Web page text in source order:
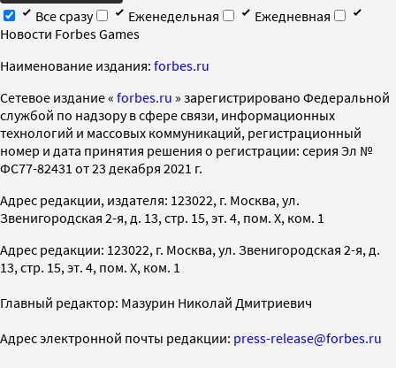
Все сразу
Еженедельная
Ежедневная
Новости Forbes Games
Наименование издания: forbes.ru
Cетевое издание « forbes.ru » зарегистрировано Федеральной
службой по надзору в сфере связи, информационных
технологий и массовых коммуникаций, регистрационный
номер и дата принятия решения о регистрации: серия Эл №
ФС77-82431 от 23 декабря 2021 г.
Адрес редакции, издателя: 123022, г. Москва, ул.
Звенигородская 2-я, д. 13, стр. 15, эт. 4, пом. X, ком. 1
Адрес редакции: 123022, г. Москва, ул. Звенигородская 2-я, д.
13, стр. 15, эт. 4, пом. X, ком. 1
Главный редактор: Мазурин Николай Дмитриевич
Адрес электронной почты редакции: press-release@forbes.ru